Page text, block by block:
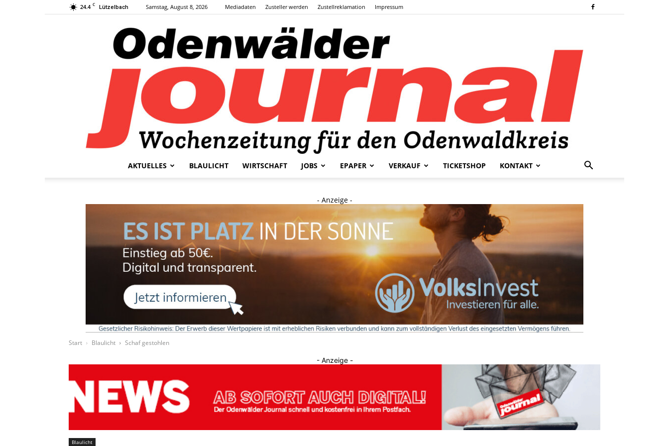
24.4 C Lützelbach Samstag, August 8, 2026 Mediadaten Zusteller werden Zustellreklamation Impressum
AKTUELLES BLAULICHT WIRTSCHAFT JOBS EPAPER VERKAUF TICKETSHOP KONTAKT
- Anzeige -
Start Blaulicht Schaf gestohlen
- Anzeige -
Blaulicht